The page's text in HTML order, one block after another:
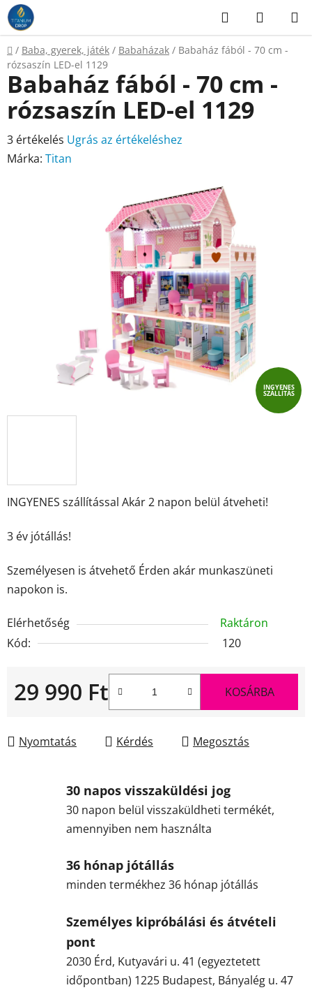
Ugrás
fő
tartalomhoz
KeresésKOSÁR
Kezdőlap
/ Baba, gyerek, játék / Babaházak / Babaház fából - 70 cm -
rózsaszín LED-el 1129
INGYENES szállítással Akár 2 napon belül átveheti!
3 év jótállás!
Személyesen is átvehető Érden akár munkaszüneti
napokon is.
Elérhetőség
Raktáron
Kód:
120
29 990 Ft KOSÁRBA
Nyomtatás Kérdés Megosztás
Babaház fából - 70 cm -
rózsaszín LED-el 1129
A
termék
3 értékelés Ugrás az értékeléshez
Márka: Titan
INGYENES
SZÁLLÍTÁS
30 napos visszaküldési jog
30 napon belül visszaküldheti termékét,
amennyiben nem használta
36 hónap jótállás
minden termékhez 36 hónap jótállás
Személyes kipróbálási és átvételi
pont
2030 Érd, Kutyavári u. 41 (egyeztetett
időpontban) 1225 Budapest, Bányalég u. 47